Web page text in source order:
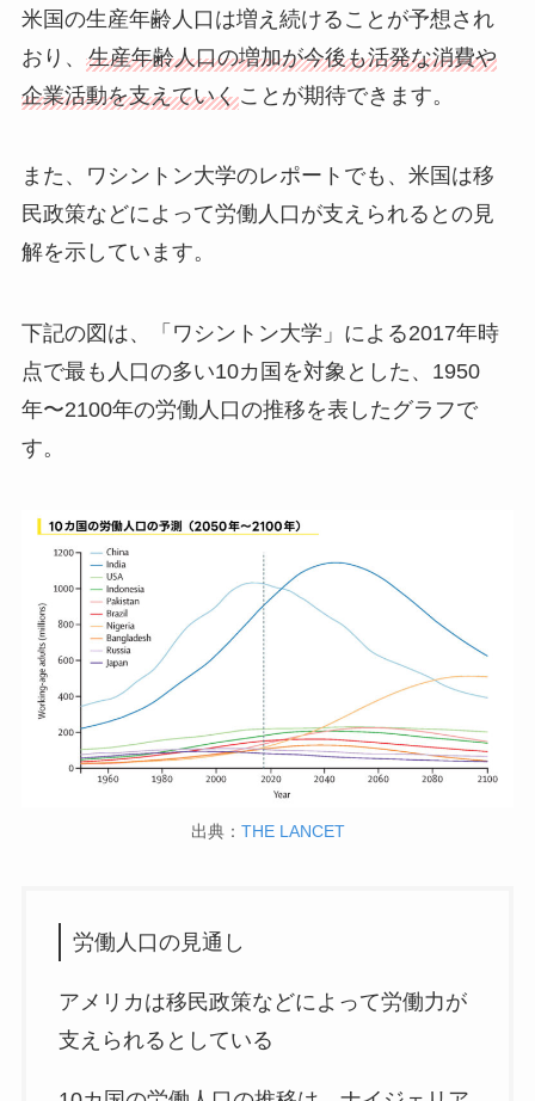
米国の生産年齢人口は増え続けることが予想され
おり、 生産年齢人口の増加が今後も活発な消費や
企業活動を支えていくことが期待できます。
また、ワシントン大学のレポートでも、米国は移
民政策などによって労働人口が支えられるとの見
解を示しています。
下記の図は、「ワシントン大学」による2017年時
点で最も人口の多い10カ国を対象とした、1950
年〜2100年の労働人口の推移を表したグラフで
す。
出典： THE LANCET
労働人口の見通し
アメリカは移民政策などによって労働力が
支えられるとしている